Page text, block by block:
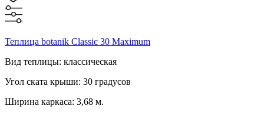
Теплица botanik Classic 30 Maximum
Вид теплицы: классическая
Угол ската крыши: 30 градусов
Ширина каркаса: 3,68 м.